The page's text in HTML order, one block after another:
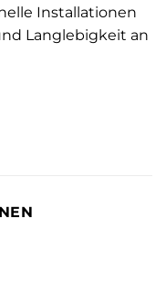
Installationen
Langlebigkeit an